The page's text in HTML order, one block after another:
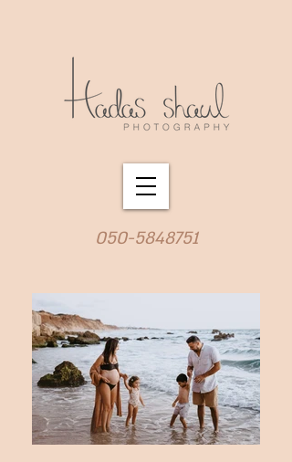
050-5848751